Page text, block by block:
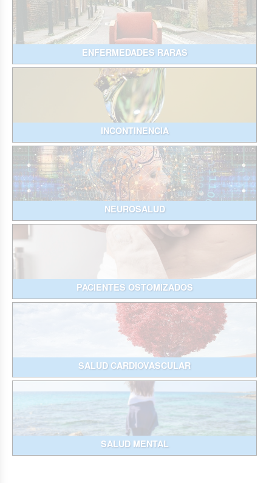
ENFERMEDADES RARAS
INCONTINENCIA
NEUROSALUD
PACIENTES OSTOMIZADOS
SALUD CARDIOVASCULAR
SALUD MENTAL